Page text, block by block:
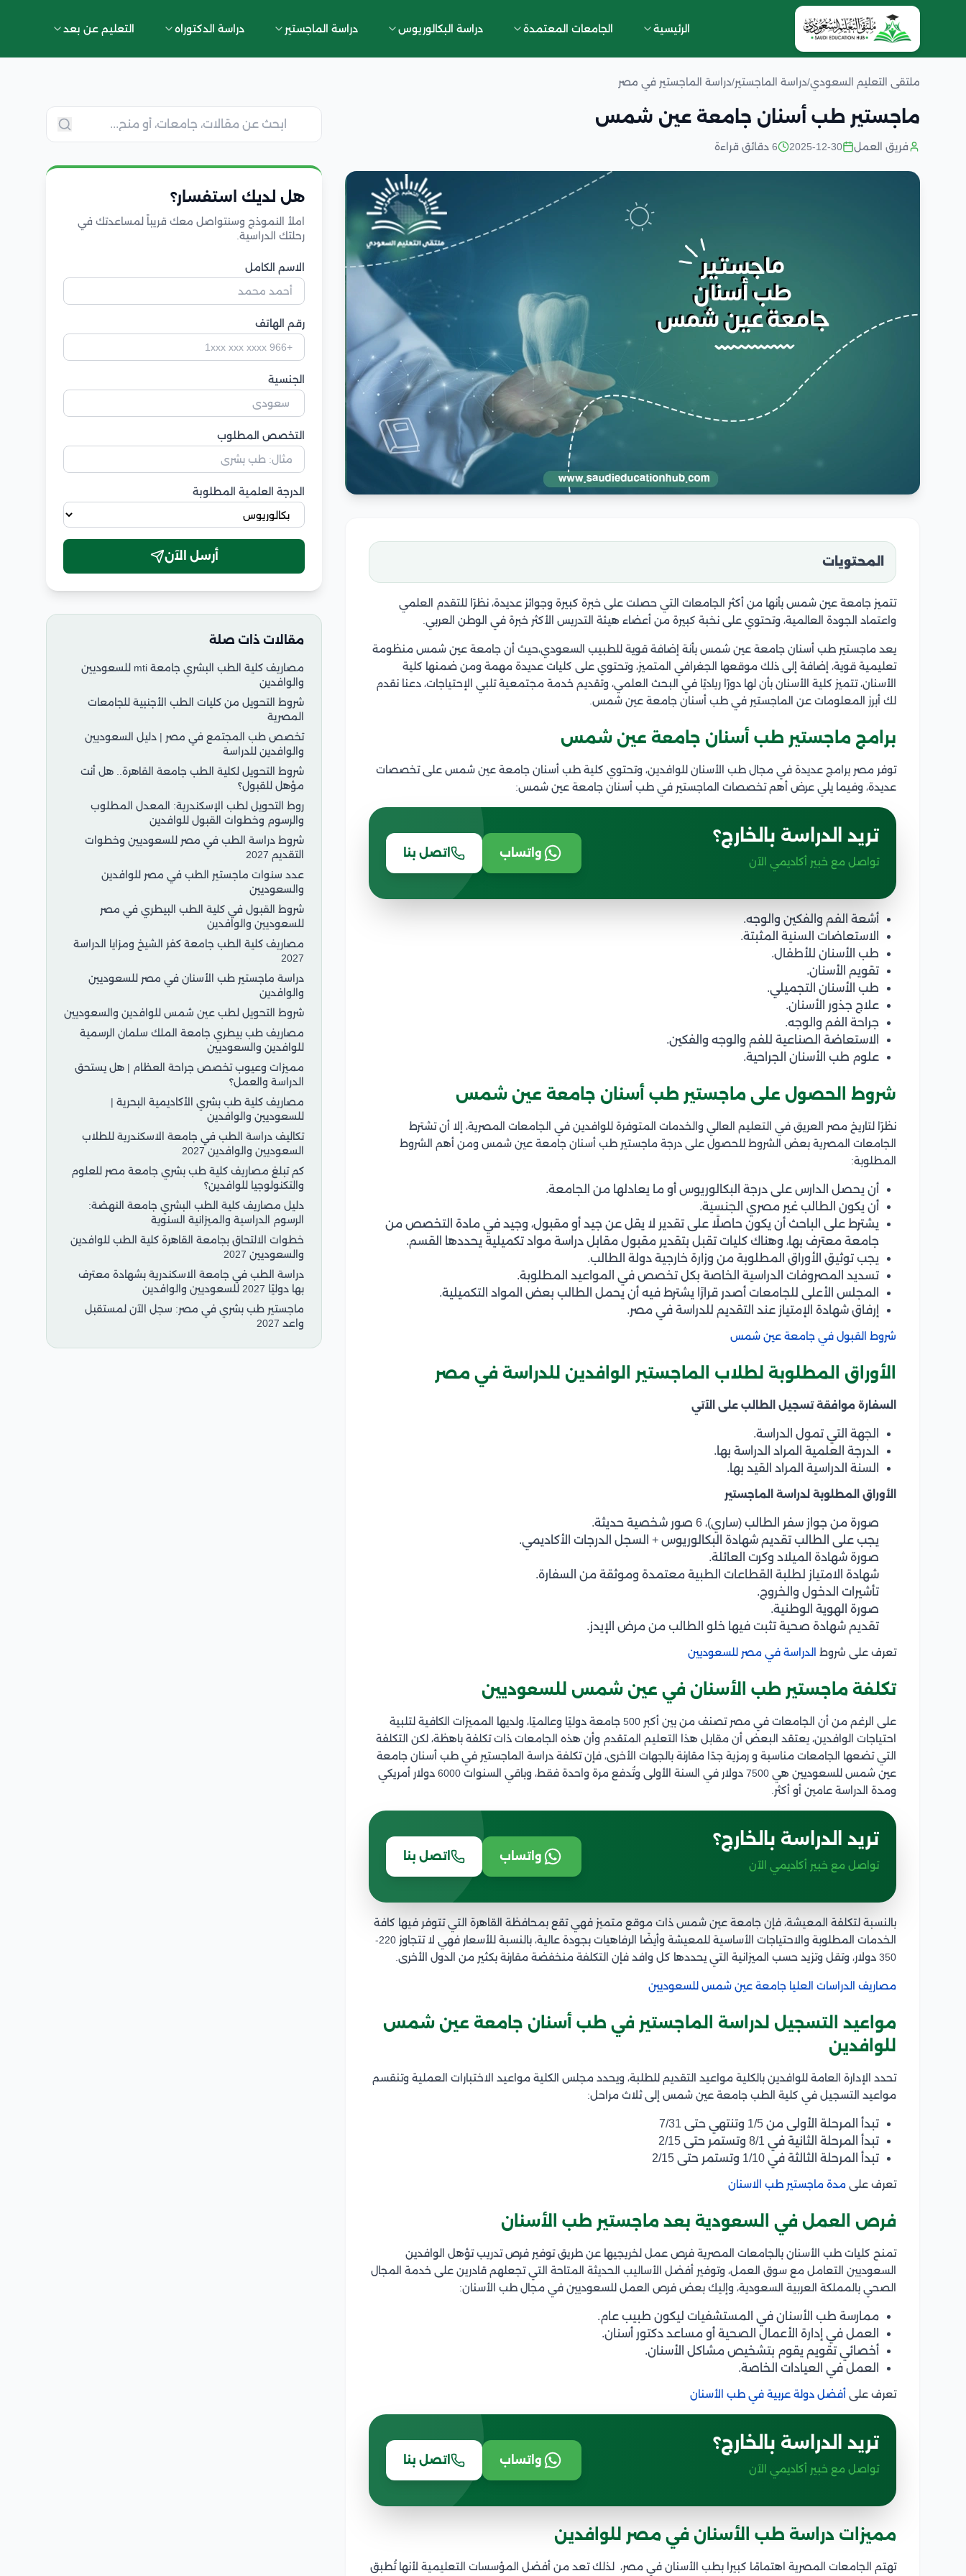
الرئيسية الجامعات المعتمدة دراسة البكالوريوس دراسة الماجستير دراسة الدكتوراه التعليم عن بعد
ملتقى التعليم السعودي/دراسة الماجستير/دراسة الماجستير في مصر
ماجستير طب أسنان جامعة عين شمس
فريق العمل 2025-12-30 6 دقائق قراءة
المحتويات
تتميز جامعة عين شمس بأنها من أكثر الجامعات التي حصلت على خبرة كبيرة وجوائز عديدة، نظرًا للتقدم العلمي
واعتماد الجودة العالمية، وتحتوي على نخبة كبيرة من أعضاء هيئة التدريس الأكثر خبرة في الوطن العربي.
يعد ماجستير طب أسنان جامعة عين شمس بأنة إضافة قوية للطبيب السعودي،حيث أن جامعة عين شمس منظومة
تعليمية قوية، إضافة إلى ذلك موقعها الجغرافي المتميز، وتحتوي على كليات عديدة مهمة ومن ضمنها كلية
الأسنان، تتميز كلية الأسنان بأن لها دورًا رياديًا في البحث العلمي، وتقديم خدمة مجتمعية تلبي الإحتياجات، دعنا نقدم
لك أبرز المعلومات عن الماجستير في طب أسنان جامعة عين شمس.
برامج ماجستير طب أسنان جامعة عين شمس
توفر مصر برامج عديدة في مجال طب الأسنان للوافدين، وتحتوي كلية طب أسنان جامعة عين شمس على تخصصات
عديدة، وفيما يلي عرض أهم تخصصات الماجستير في طب أسنان جامعة عين شمس:
تريد الدراسة بالخارج؟
تواصل مع خبير أكاديمي الآن
واتساب اتصل بنا
أشعة الفم والفكين والوجه.
الاستعاضات السنية المثبتة.
طب الأسنان للأطفال.
تقويم الأسنان.
طب الأسنان التجميلي.
علاج جذور الأسنان.
جراحة الفم والوجه.
الاستعاضة الصناعية للفم والوجه والفكين.
علوم طب الأسنان الجراحية.
شروط الحصول على ماجستير طب أسنان جامعة عين شمس
نظرًا لتاريخ مصر العريق في التعليم العالي والخدمات المتوفرة للوافدين في الجامعات المصرية، إلا أن تشترط
الجامعات المصرية بعض الشروط للحصول على درجة ماجستير طب أسنان جامعة عين شمس ومن أهم الشروط
المطلوبة:
أن يحصل الدارس على درجة البكالوريوس أو ما يعادلها من الجامعة.
أن يكون الطالب غير مصري الجنسية.
يشترط على الباحث أن يكون حاصلًا على تقدير لا يقل عن جيد أو مقبول، وجيد في مادة التخصص من
جامعة معترف بها، وهناك كليات تقبل بتقدير مقبول مقابل دراسة مواد تكميلية يحددها القسم.
يجب توثيق الأوراق المطلوبة من وزارة خارجية دولة الطالب.
تسديد المصروفات الدراسية الخاصة بكل تخصص في المواعيد المطلوبة.
المجلس الأعلى للجامعات أصدر قرارًا يشترط فيه أن يحمل الطالب بعض المواد التكميلية.
إرفاق شهادة الإمتياز عند التقديم للدراسة في مصر.
شروط القبول في جامعة عين شمس
الأوراق المطلوبة لطلاب الماجستير الوافدين للدراسة في مصر
السفارة موافقة تسجيل الطالب على الآتي
الجهة التي تمول الدراسة.
الدرجة العلمية المراد الدراسة بها.
السنة الدراسية المراد القيد بها.
الأوراق المطلوبة لدراسة الماجستير
صورة من جواز سفر الطالب (ساري)، 6 صور شخصية حديثة.
يجب على الطالب تقديم شهادة البكالوريوس + السجل الدرجات الأكاديمي.
صورة شهادة الميلاد وكرت العائلة.
شهادة الامتياز لطلبة القطاعات الطبية معتمدة وموثقة من السفارة.
تأشيرات الدخول والخروج.
صورة الهوية الوطنية.
تقديم شهادة صحية تثبت فيها خلو الطالب من مرض الإيدز.
تعرف على شروط الدراسة في مصر للسعوديين
تكلفة ماجستير طب الأسنان في عين شمس للسعوديين
على الرغم من أن الجامعات في مصر تصنف من بين أكبر 500 جامعة دوليًا وعالميًا، ولديها المميزات الكافية لتلبية
احتياجات الوافدين، يعتقد البعض أن مقابل هذا التعليم المتقدم وأن هذه الجامعات ذات تكلفة باهظة، لكن التكلفة
التي تضعها الجامعات مناسبة و رمزية جدًا مقارنة بالجهات الأخرى، فإن تكلفة دراسة الماجستير في طب أسنان جامعة
عين شمس للسعوديين هي 7500 دولار في السنة الأولى وتُدفع مرة واحدة فقط، وباقي السنوات 6000 دولار أمريكي
ومدة الدراسة عامين أو أكثر.
تريد الدراسة بالخارج؟
تواصل مع خبير أكاديمي الآن
واتساب اتصل بنا
بالنسبة لتكلفة المعيشة، فإن جامعة عين شمس ذات موقع متميز فهي تقع بمحافظة القاهرة التي تتوفر فيها كافة
الخدمات المطلوبة والاحتياجات الأساسية للمعيشة وأيضًا الرفاهيات بجودة عالية، بالنسبة للأسعار فهي لا تتجاوز 220-
350 دولار، وتقل وتزيد حسب الميزانية التي يحددها كل وافد فإن التكلفة منخفضة مقارنة بكثير من الدول الأخرى.
مصاريف الدراسات العليا جامعة عين شمس للسعوديين
مواعيد التسجيل لدراسة الماجستير في طب أسنان جامعة عين شمس
للوافدين
تحدد الإدارة العامة للوافدين بالكلية مواعيد التقديم للطلبة، ويحدد مجلس الكلية مواعيد الاختبارات العملية وتنقسم
مواعيد التسجيل في كلية الطب جامعة عين شمس إلى ثلاث مراحل:
تبدأ المرحلة الأولى من 1/5 وتنتهي حتى 7/31
تبدأ المرحلة الثانية في 8/1 وتستمر حتى 2/15
تبدأ المرحلة الثالثة في 1/10 وتستمر حتى 2/15
تعرف على مدة ماجستير طب الاسنان
فرص العمل في السعودية بعد ماجستير طب الأسنان
تمنح كليات طب الأسنان بالجامعات المصرية فرص عمل لخريجيها عن طريق توفير فرص تدريب تؤهل الوافدين
السعوديين التعامل مع سوق العمل، وتوفير أفضل الأساليب الحديثة المتاحة التي تجعلهم قادرين على خدمة المجال
الصحي بالمملكة العربية السعودية، وإليك بعض فرص العمل للسعوديين في مجال طب الأسنان:
ممارسة طب الأسنان في المستشفيات ليكون طبيب عام.
العمل في إدارة الأعمال الصحية أو مساعد دكتور أسنان.
أخصائي تقويم يقوم بتشخيص مشاكل الأسنان.
العمل في العيادات الخاصة.
تعرف على أفضل دولة عربية في طب الأسنان
تريد الدراسة بالخارج؟
تواصل مع خبير أكاديمي الآن
واتساب اتصل بنا
مميزات دراسة طب الأسنان في مصر للوافدين
تهتم الجامعات المصرية اهتمامًا كبيرا بطب الأسنان في مصر، لذلك تعد من أفضل المؤسسات التعليمية لأنها تُطبق
هل لديك استفسار؟
املأ النموذج وسنتواصل معك قريباً لمساعدتك في
رحلتك الدراسية.
الاسم الكامل
رقم الهاتف
الجنسية
التخصص المطلوب
الدرجة العلمية المطلوبة
أرسل الآن
مقالات ذات صلة
مصاريف كلية الطب البشري جامعة mti للسعوديين
والوافدين
شروط التحويل من كليات الطب الأجنبية للجامعات
المصرية
تخصص طب المجتمع في مصر | دليل السعوديين
والوافدين للدراسة
شروط التحويل لكلية الطب جامعة القاهرة.. هل أنت
مؤهل للقبول؟
روط التحويل لطب الإسكندرية: المعدل المطلوب
والرسوم وخطوات القبول للوافدين
شروط دراسة الطب في مصر للسعوديين وخطوات
التقديم 2027
عدد سنوات ماجستير الطب في مصر للوافدين
والسعوديين
شروط القبول في كلية الطب البيطري في مصر
للسعوديين والوافدين
مصاريف كلية الطب جامعة كفر الشيخ ومزايا الدراسة
2027
دراسة ماجستير طب الأسنان في مصر للسعوديين
والوافدين
شروط التحويل لطب عين شمس للوافدين والسعوديين
مصاريف طب بيطري جامعة الملك سلمان الرسمية
للوافدين والسعوديين
مميزات وعيوب تخصص جراحة العظام | هل يستحق
الدراسة والعمل؟
مصاريف كلية طب بشري الأكاديمية البحرية |
للسعوديين والوافدين
تكاليف دراسة الطب في جامعة الاسكندرية للطلاب
السعوديين والوافدين 2027
كم تبلغ مصاريف كلية طب بشري جامعة مصر للعلوم
والتكنولوجيا للوافدين؟
دليل مصاريف كلية الطب البشري جامعة النهضة:
الرسوم الدراسية والميزانية السنوية
خطوات الالتحاق بجامعة القاهرة كلية الطب للوافدين
والسعوديين 2027
دراسة الطب في جامعة الاسكندرية بشهادة معترف
بها دوليًا 2027 للسعوديين والوافدين
ماجستير طب بشري في مصر: سجل الآن لمستقبل
واعد 2027